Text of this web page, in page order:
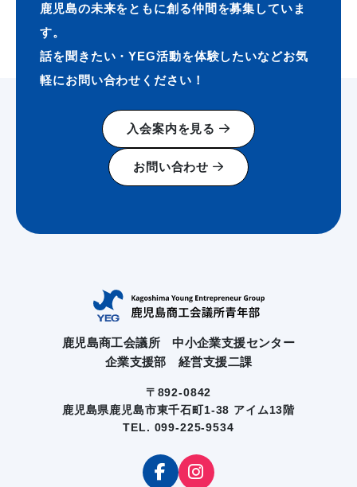
鹿児島の未来をともに創る仲間を募集していま
す。
話を聞きたい・YEG活動を体験したいなどお気
軽にお問い合わせください！
入会案内を見る
お問い合わせ
鹿児島商工会議所 中小企業支援センター
企業支援部 経営支援二課
〒892-0842
鹿児島県鹿児島市東千石町1-38 アイム13階
TEL. 099-225-9534